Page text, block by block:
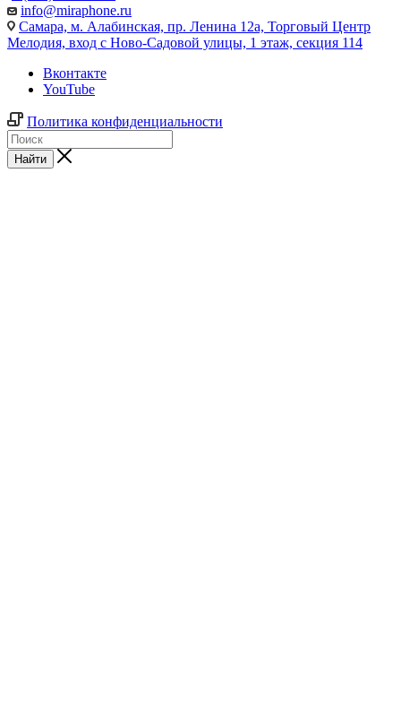
info@miraphone.ru
Самара, м. Алабинская, пр. Ленина 12а, Торговый Центр
Мелодия, вход с Ново-Садовой улицы, 1 этаж, секция 114
Вконтакте
YouTube
Политика конфиденциальности
Найти